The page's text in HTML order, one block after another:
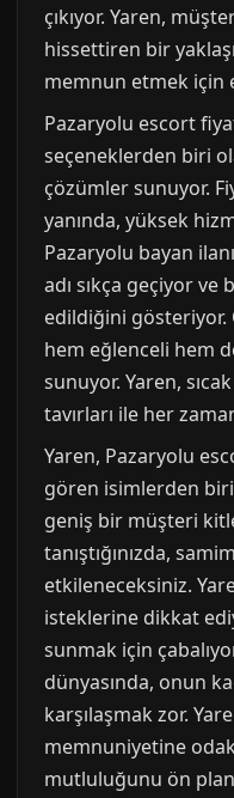
çıkıyor. Yaren,
hissettiren bir
memnun etmek için
Pazaryolu escort
seçeneklerden biri
çözümler sunuyor.
yanında, yüksek
Pazaryolu bayan
adı sıkça geçiyor
edildiğini gösteriyor.
hem eğlenceli hem
sunuyor. Yaren,
tavırları ile her
Yaren, Pazaryolu
gören isimlerden
geniş bir müşteri
tanıştığınızda,
etkileneceksiniz.
isteklerine dikkat
sunmak için
dünyasında, onun
karşılaşmak zor.
memnuniyetine
mutluluğunu ön